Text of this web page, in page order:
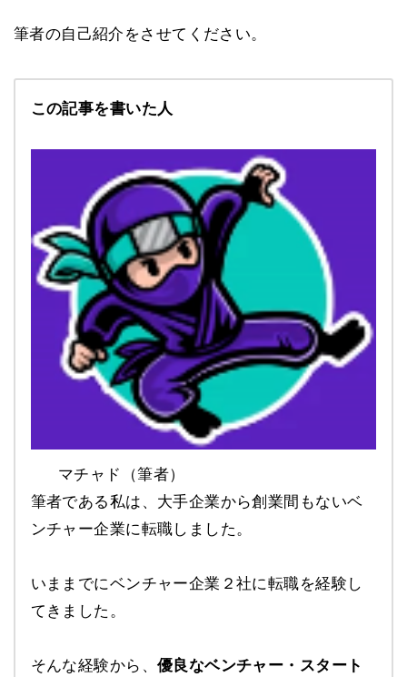
筆者の自己紹介をさせてください。
この記事を書いた人
マチャド（筆者）
筆者である私は、大手企業から創業間もないベ
ンチャー企業に転職しました。
いままでにベンチャー企業２社に転職を経験し
てきました。
そんな経験から、 優良なベンチャー・スタート